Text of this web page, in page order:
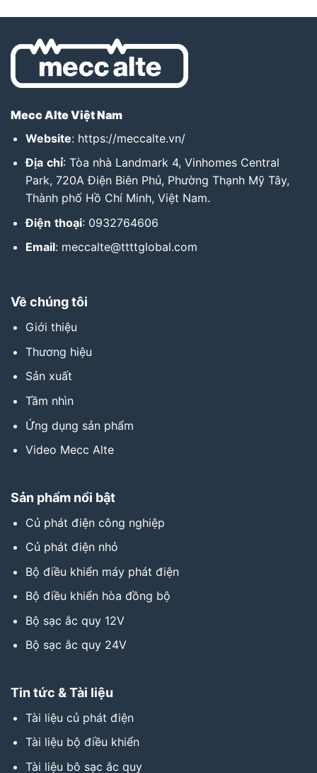
Mecc Alte Việt Nam
Website: https://meccalte.vn/
Địa chỉ: Tòa nhà Landmark 4, Vinhomes Central
Park, 720A Điện Biên Phủ, Phường Thạnh Mỹ Tây,
Thành phố Hồ Chí Minh, Việt Nam.
Điện thoại: 0932764606
Email: meccalte@ttttglobal.com
Về chúng tôi
Giới thiệu
Thương hiệu
Sản xuất
Tầm nhìn
Ứng dụng sản phẩm
Video Mecc Alte
Sản phẩm nổi bật
Củ phát điện công nghiệp
Củ phát điện nhỏ
Bộ điều khiển máy phát điện
Bộ điều khiển hòa đồng bộ
Bộ sạc ắc quy 12V
Bộ sạc ắc quy 24V
Tin tức & Tài liệu
Tài liệu củ phát điện
Tài liệu bộ điều khiển
Tài liệu bô sạc ắc quy